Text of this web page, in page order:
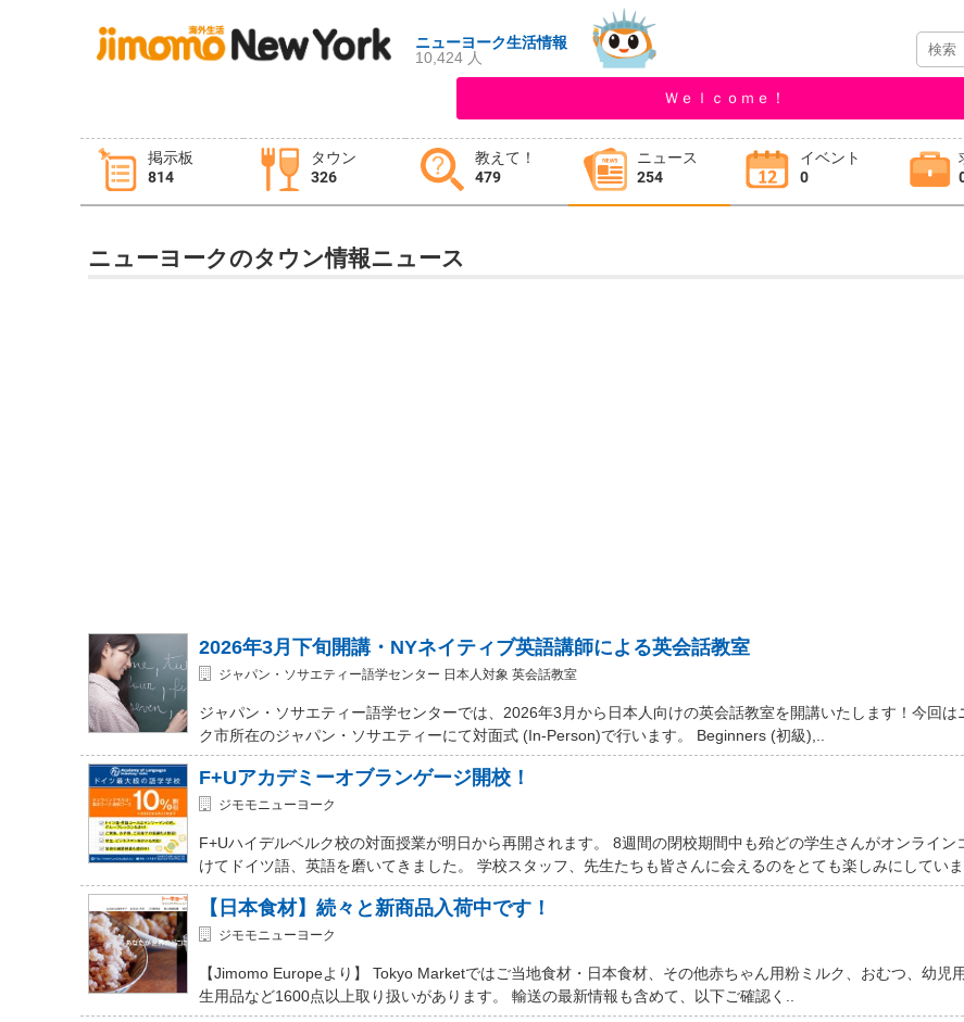
ニューヨーク生活情報
10,424 人
Ｗｅｌｃｏｍｅ！
掲示板
814
タウン
326
教えて！
479
ニュース
254
イベント
0
タウン情報
イベント 求人
ニューヨークのタウン情報ニュース
2026年3月下旬開講・NYネイティブ英語講師による英会話教室
ジャパン・ソサエティー語学センター 日本人対象 英会話教室
ジャパン・ソサエティー語学センターでは、2026年3月から日本人向けの英会話教室を開講いたします！今回は
ク市所在のジャパン・ソサエティーにて対面式 (In-Person)で行います。 Beginners (初級),..
F+Uアカデミーオブランゲージ開校！
ジモモニューヨーク
F+Uハイデルベルク校の対面授業が明日から再開されます。 8週間の閉校期間中も殆どの学生さんがオンライン
けてドイツ語、英語を磨いてきました。 学校スタッフ、先生たちも皆さんに会えるのをとても楽しみにしていま
【日本食材】続々と新商品入荷中です！
ジモモニューヨーク
【Jimomo Europeより】 Tokyo Marketではご当地食材・日本食材、その他赤ちゃん用粉ミルク、おむつ、幼児
生用品など1600点以上取り扱いがあります。 輸送の最新情報も含めて、以下ご確認く..